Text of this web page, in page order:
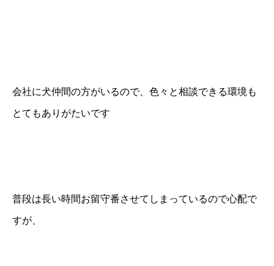
会社に犬仲間の方がいるので、色々と相談できる環境も
とてもありがたいです
普段は長い時間お留守番させてしまっているので心配で
すが、